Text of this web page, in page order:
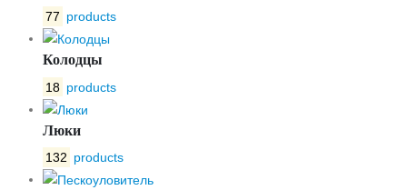
77 products
Колодцы
18 products
Люки
132 products